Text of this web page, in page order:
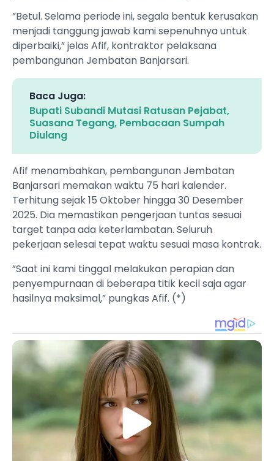
”Betul. Selama periode ini, segala bentuk kerusakan
menjadi tanggung jawab kami sepenuhnya untuk
diperbaiki,” jelas Afif, kontraktor pelaksana
pembangunan Jembatan Banjarsari.
Baca Juga:
Bupati Subandi Mutasi Ratusan Pejabat,
Suasana Tegang, Pembacaan Sumpah
Diulang
Afif menambahkan, pembangunan Jembatan
Banjarsari memakan waktu 75 hari kalender.
Terhitung sejak 15 Oktober hingga 30 Desember
2025. Dia memastikan pengerjaan tuntas sesuai
target tanpa ada keterlambatan. Seluruh
pekerjaan selesai tepat waktu sesuai masa kontrak.
”Saat ini kami tinggal melakukan perapian dan
penyempurnaan di beberapa titik kecil saja agar
hasilnya maksimal,” pungkas Afif. (*)